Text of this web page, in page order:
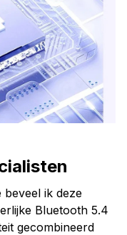
beveel ik deze
Bluetooth 5.4
gecombineerd